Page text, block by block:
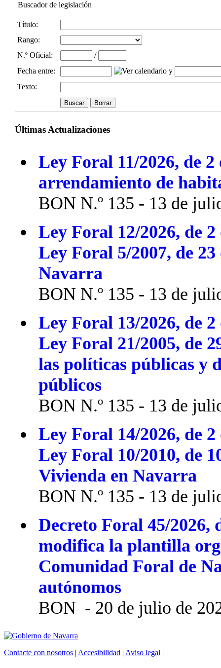
Buscador de legislación
Título:
Rango:
N.º Oficial:
/
Fecha entre:
y
Texto:
Últimas Actualizaciones
Ley Foral 11/2026, de
arrendamiento de
BON N.º 135 - 13 de
Ley Foral 12/2026, de
Ley Foral 5/2007, de
Navarra
BON N.º 135 - 13 de
Ley Foral 13/2026, de
Ley Foral 21/2005, de
las políticas públicas y
públicos
BON N.º 135 - 13 de
Ley Foral 14/2026, de
Ley Foral 10/2010, de
Vivienda en Navarra
BON N.º 135 - 13 de
Decreto Foral 45/2026,
modifica la plantilla
Comunidad Foral de
autónomos
BON - 20 de julio de
Contacte con nosotros | Accesibilidad | Aviso legal |